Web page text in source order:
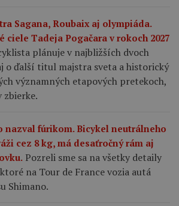
Sagana, Roubaix aj olympiáda.
ciele Tadeja Pogačara v rokoch 2027
plánuje v najbližších dvoch
o ďalší titul majstra sveta a historický
významných etapových pretekoch,
zbierke.
nazval fúrikom. Bicykel neutrálneho
cez 8 kg, má desaťročný rám aj
Pozreli sme sa na všetky detaily
na Tour de France vozia autá
Shimano.